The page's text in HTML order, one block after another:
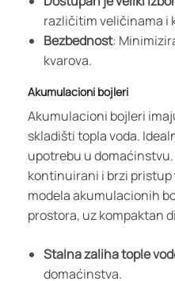
različitim veličinama i
Bezbednost:
kvarova.
Akumulacioni bojleri
Akumulacioni bojleri
skladišti topla voda.
upotrebu u
kontinuirani i brzi pristup
modela akumulacionih
prostora, uz kompaktan
Stalna zaliha tople
domaćinstva.